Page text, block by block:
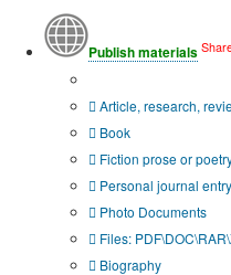
Publish materials
Article, research,
Book
Fiction prose or
Personal journal entry
Photo Documents
Files:
Biography